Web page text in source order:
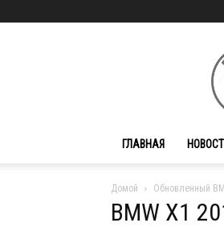
ГЛАВНАЯ
Домой Обновленный
BMW X1